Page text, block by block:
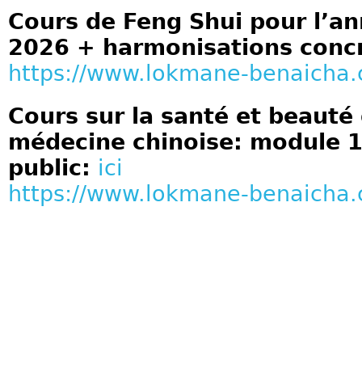
Cours de Feng Shui pour
2026 + harmonisations
https://www.lokmane-
Cours sur la santé et beauté
médecine chinoise: module
public: ici
https://www.lokmane-